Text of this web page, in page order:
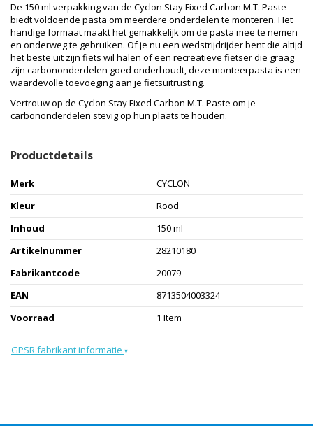
De 150 ml verpakking van de Cyclon Stay Fixed Carbon M.T. Paste
biedt voldoende pasta om meerdere onderdelen te monteren. Het
handige formaat maakt het gemakkelijk om de pasta mee te nemen
en onderweg te gebruiken. Of je nu een wedstrijdrijder bent die altijd
het beste uit zijn fiets wil halen of een recreatieve fietser die graag
zijn carbononderdelen goed onderhoudt, deze monteerpasta is een
waardevolle toevoeging aan je fietsuitrusting.
Vertrouw op de Cyclon Stay Fixed Carbon M.T. Paste om je
carbononderdelen stevig op hun plaats te houden.
Productdetails
Merk
CYCLON
Kleur
Rood
Inhoud
150 ml
Artikelnummer
28210180
Fabrikantcode
20079
EAN
8713504003324
Voorraad
1 Item
GPSR fabrikant informatie ▾